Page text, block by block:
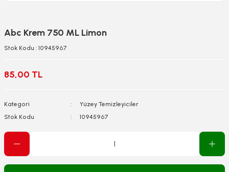
Abc Krem 750 ML Limon
Stok Kodu : 10945967
85,00 TL
Kategori
Yüzey Temizleyiciler
Stok Kodu
10945967